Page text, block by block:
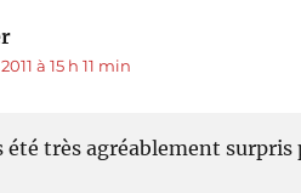
à 15 h 11 min
été très agréablement